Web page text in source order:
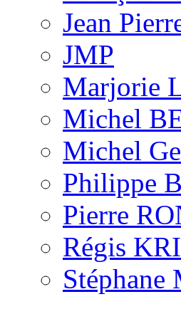
Jean
JMP
Marjorie
Michel
Michel
Philippe
Pierre
Régis
Stéphane